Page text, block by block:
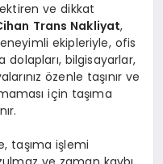
ve dikkat
Trans Nakliyat,
ekipleriyle, ofis
dolapları, bilgisayarlar,
özenle taşınır ve
için taşıma
taşıma işlemi